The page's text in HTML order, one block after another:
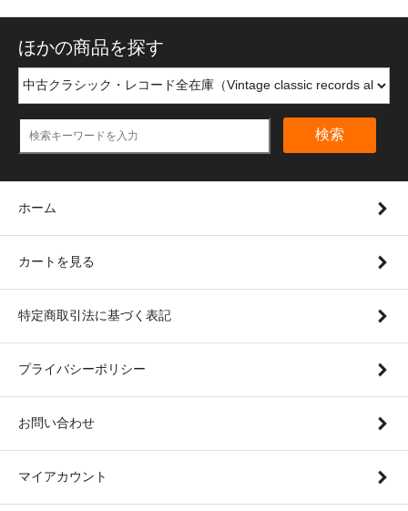
ほかの商品を探す
検索
ホーム
カートを見る
特定商取引法に基づく表記
プライバシーポリシー
お問い合わせ
マイアカウント